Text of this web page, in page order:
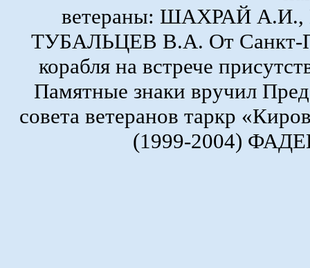
ветераны: ШАХРАЙ
ТУБАЛЬЦЕВ В.А. От Санкт-
корабля на встрече
Памятные знаки вручил
совета ветеранов таркр
(1999-2004)